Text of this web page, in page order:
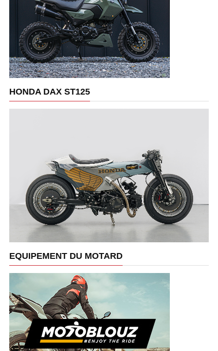
HONDA DAX ST125
EQUIPEMENT DU MOTARD